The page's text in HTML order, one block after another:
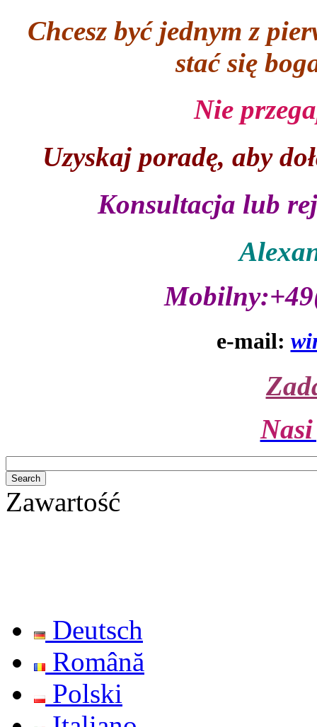
Chcesz być jednym z
stać się
Nie
Uzyskaj poradę, aby
Konsultacja lub
e-mail:
Zawartość
Deutsch
Română
Polski